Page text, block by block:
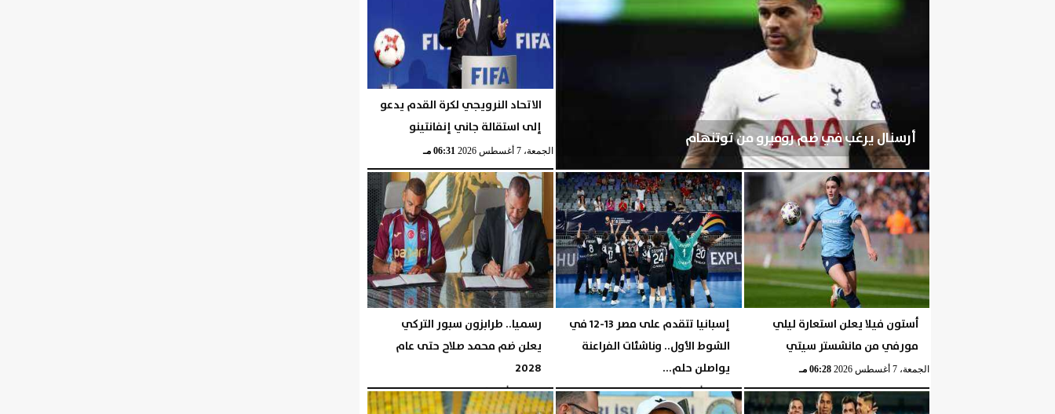
أرسنال يرغب في ضم روميرو من توتنهام
الجمعة، 7 أغسطس 2026 07:03 مـ
الاتحاد النرويجي لكرة القدم يدعو
إلى استقالة جاني إنفانتينو
الجمعة، 7 أغسطس 2026 06:31 مـ
أستون فيلا يعلن استعارة ليلي
مورفي من مانشستر سيتي
الجمعة، 7 أغسطس 2026 06:28 مـ
إسبانيا تتقدم على مصر 13-12 في
الشوط الأول.. وناشئات الفراعنة
يواصلن حلم...
الجمعة، 7 أغسطس 2026 06:26 مـ
رسميا.. طرابزون سبور التركي
يعلن ضم محمد صلاح حتى عام
2028
الخميس، 6 أغسطس 2026 06:04 مـ